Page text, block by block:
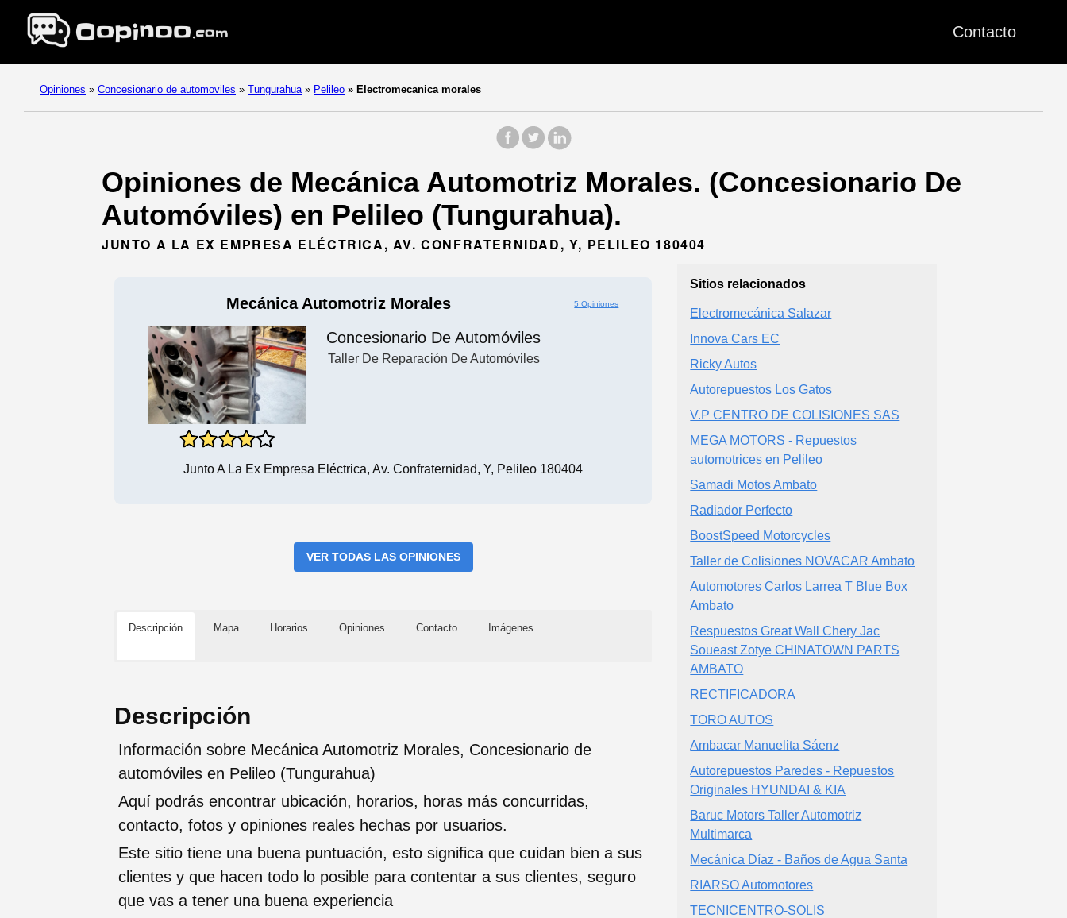
Contacto
Opiniones » Concesionario de automoviles » Tungurahua » Pelileo » Electromecanica morales
Opiniones de Mecánica Automotriz Morales. (Concesionario De
Automóviles) en Pelileo (Tungurahua).
JUNTO A LA EX EMPRESA ELÉCTRICA, AV. CONFRATERNIDAD, Y, PELILEO 180404
Mecánica Automotriz Morales 5 Opiniones
Concesionario De Automóviles
Taller De Reparación De Automóviles
Junto A La Ex Empresa Eléctrica, Av. Confraternidad, Y, Pelileo 180404
VER TODAS LAS OPINIONES
Descripción Mapa Horarios Opiniones Contacto Imágenes
Descripción
Información sobre Mecánica Automotriz Morales, Concesionario de
automóviles en Pelileo (Tungurahua)
Aquí podrás encontrar ubicación, horarios, horas más concurridas,
contacto, fotos y opiniones reales hechas por usuarios.
Este sitio tiene una buena puntuación, esto significa que cuidan bien a sus
clientes y que hacen todo lo posible para contentar a sus clientes, seguro
que vas a tener una buena experiencia
Sitios relacionados
Electromecánica Salazar
Innova Cars EC
Ricky Autos
Autorepuestos Los Gatos
V.P CENTRO DE COLISIONES SAS
MEGA MOTORS - Repuestos
automotrices en Pelileo
Samadi Motos Ambato
Radiador Perfecto
BoostSpeed Motorcycles
Taller de Colisiones NOVACAR Ambato
Automotores Carlos Larrea T Blue Box
Ambato
Respuestos Great Wall Chery Jac
Soueast Zotye CHINATOWN PARTS
AMBATO
RECTIFICADORA
TORO AUTOS
Ambacar Manuelita Sáenz
Autorepuestos Paredes - Repuestos
Originales HYUNDAI & KIA
Baruc Motors Taller Automotriz
Multimarca
Mecánica Díaz - Baños de Agua Santa
RIARSO Automotores
TECNICENTRO-SOLIS